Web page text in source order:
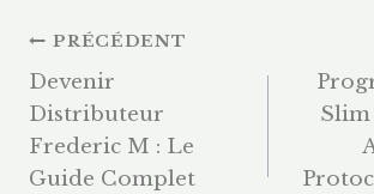
Navigation
De
L’article
PRÉCÉDENT
Devenir
Distributeur
Frederic M : Le
Guide Complet